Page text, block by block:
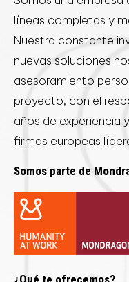
líneas completas y
Nuestra constante
nuevas soluciones
asesoramiento
proyecto, con el
años de experiencia
firmas europeas
Somos parte de